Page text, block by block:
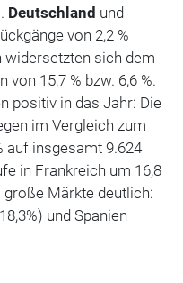
Deutschland und
von 2,2 %
widersetzten sich dem
15,7 % bzw. 6,6 %.
positiv in das Jahr: Die
im Vergleich zum
auf insgesamt 9.624
in Frankreich um 16,8
große Märkte deutlich:
und Spanien